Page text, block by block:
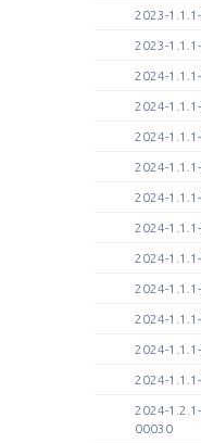
2023-
2023-
2024-1.1.1-
2024-
2024-1.1.1-
2024-
2024-
2024-
2024-
2024-
2024-
2024-
2024-
2024-
00030